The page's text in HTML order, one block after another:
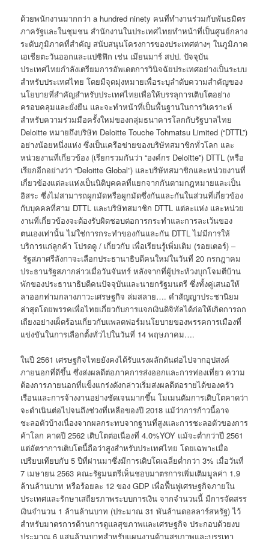
ด้วยพนักงานมากกว่า a hundred ninety คนที่ทำงานร่วมกับพันธมิตร
ภาครัฐและในชุมชน สำนักงานในประเทศไทยทำหน้าที่เป็นศูนย์กลาง
ระดับภูมิภาคที่สำคัญ สนับสนุนโครงการของประเทศต่างๆ ในภูมิภาค
เอเชียตะวันออกและแปซิฟิก เช่น เมียนมาร์ สปป. ปัจจุบัน
ประเทศไทยกำลังเตรียมการอัพเดตการวินิจฉัยประเทศอย่างเป็นระบบ
สำหรับประเทศไทย โดยมีจุดมุ่งหมายเพื่อระบุลำดับความสำคัญของ
นโยบายที่สำคัญสำหรับประเทศไทยเพื่อให้บรรลุการเติบโตอย่าง
ครอบคลุมและยั่งยืน และจะทำหน้าที่เป็นพื้นฐานในการวิเคราะห์
สำหรับความร่วมมือครั้งใหม่ของกลุ่มธนาคารโลกกับรัฐบาลไทย
Deloitte หมายถึงบริษัท Deloitte Touche Tohmatsu Limited (“DTTL”)
อย่างน้อยหนึ่งแห่ง ซึ่งเป็นเครือข่ายของบริษัทสมาชิกทั่วโลก และ
หน่วยงานที่เกี่ยวข้อง (เรียกรวมกันว่า “องค์กร Deloitte”) DTTL (หรือ
เรียกอีกอย่างว่า “Deloitte Global”) และบริษัทสมาชิกและหน่วยงานที่
เกี่ยวข้องแต่ละแห่งเป็นนิติบุคคลที่แยกจากกันตามกฎหมายและเป็น
อิสระ ซึ่งไม่สามารถผูกมัดหรือผูกมัดซึ่งกันและกันในส่วนที่เกี่ยวข้อง
กับบุคคลที่สาม DTTL และบริษัทสมาชิก DTTL แต่ละแห่ง และหน่วย
งานที่เกี่ยวข้องจะต้องรับผิดชอบต่อการกระทำและการละเว้นของ
ตนเองเท่านั้น ไม่ใช่การกระทำของกันและกัน DTTL ไม่มีการให้
บริการแก่ลูกค้า โปรดดู / เกี่ยวกับ เพื่อเรียนรู้เพิ่มเติม (รอยเตอร์) –
รัฐสภาศรีลังกาจะเลือกประธานาธิบดีคนใหม่ในวันที่ 20 กรกฎาคม
ประธานรัฐสภากล่าวเมื่อวันจันทร์ หลังจากที่ผู้ประท้วงบุกโจมตีบ้าน
พักของประธานาธิบดีคนปัจจุบันและนายกรัฐมนตรี ซึ่งทั้งคู่เสนอให้
ลาออกท่ามกลางภาวะเศรษฐกิจ ล่มสลาย…. คำสัญญาประชานิยม
ล่าสุดโดยพรรคเพื่อไทยเกี่ยวกับการแจกเงินดิจิทัลได้ก่อให้เกิดการถก
เถียงอย่างเผ็ดร้อนเกี่ยวกับแพลตฟอร์มนโยบายของพรรคการเมืองที่
แข่งขันในการเลือกตั้งทั่วไปในวันที่ 14 พฤษภาคม….
ในปี 2561 เศรษฐกิจไทยยังคงได้รับแรงผลักดันต่อไปจากอุปสงค์
ภายนอกที่ดีขึ้น ซึ่งส่งผลดีต่อภาคการส่งออกและการท่องเที่ยว ความ
ต้องการภายนอกที่แข็งแกร่งดังกล่าวเริ่มส่งผลดีต่อรายได้ของครัว
เรือนและการจ้างงานอย่างชัดเจนมากขึ้น โมเมนตัมการเติบโตคาดว่า
จะดำเนินต่อไปจนถึงช่วงที่เหลือของปี 2018 แม้ว่าการก้าวนี้อาจ
ชะลอตัวบ้างเนื่องจากผลกระทบจากฐานที่สูงและการชะลอตัวของการ
ค้าโลก คาดปี 2562 เติบโตต่อเนื่องที่ 4.0%YOY แม้จะต่ำกว่าปี 2561
แต่อัตราการเติบโตนี้ถือว่าสูงสำหรับประเทศไทย โดยเฉพาะเมื่อ
เปรียบเทียบกับ 5 ปีที่ผ่านมาซึ่งมีการเติบโตเฉลี่ยต่ำกว่า 3% เมื่อวันที่
7 เมษายน 2563 คณะรัฐมนตรีเห็นชอบมาตรการเพิ่มเติมมูลค่า 1.9
ล้านล้านบาท หรือร้อยละ 12 ของ GDP เพื่อฟื้นฟูเศรษฐกิจภายใน
ประเทศและรักษาเสถียรภาพระบบการเงิน จากจำนวนนี้ มีการจัดสรร
เงินจำนวน 1 ล้านล้านบาท (ประมาณ 31 พันล้านดอลลาร์สหรัฐ) ไว้
สำหรับมาตรการด้านการดูแลสุขภาพและเศรษฐกิจ ประกอบด้วยงบ
ประมาณ 6 แสนล้านบาทสำหรับแผนงานด้านสุขภาพและบรรเทา